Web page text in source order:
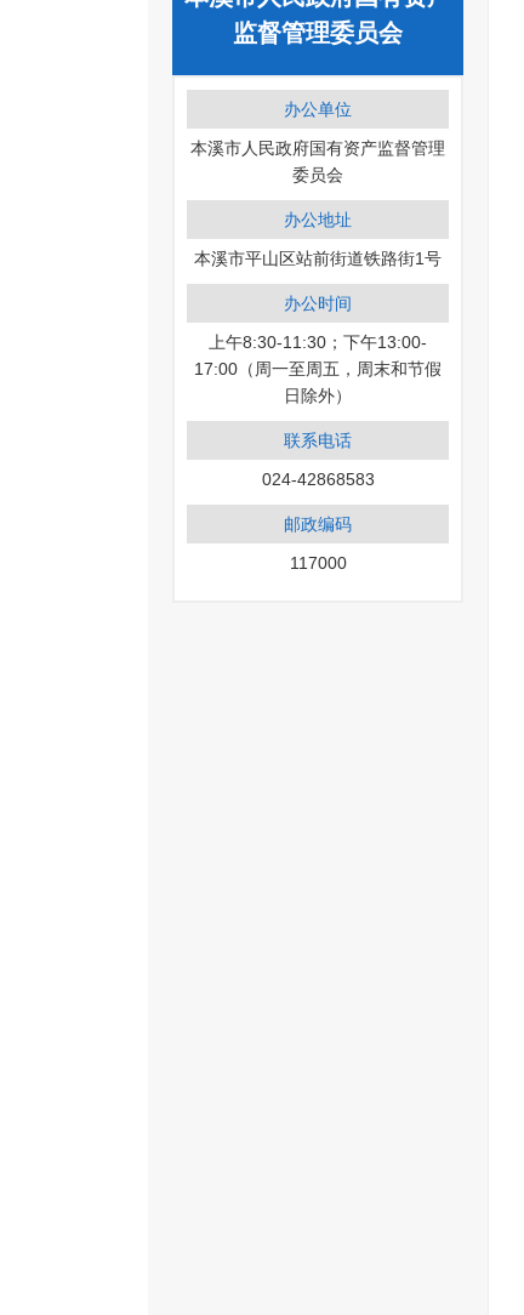
监督管理委员会
办公单位
本溪市人民政府国有资产监督管理
委员会
办公地址
本溪市平山区站前街道铁路街1号
办公时间
上午8:30-11:30；下午13:00-
17:00（周一至周五，周末和节假
日除外）
联系电话
024-42868583
邮政编码
117000